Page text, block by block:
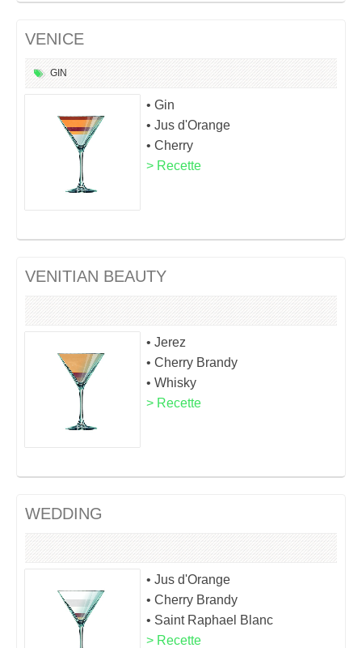
VENICE
GIN
• Gin
• Jus d'Orange
• Cherry
> Recette
VENITIAN BEAUTY
• Jerez
• Cherry Brandy
• Whisky
> Recette
WEDDING
• Jus d'Orange
• Cherry Brandy
• Saint Raphael Blanc
> Recette